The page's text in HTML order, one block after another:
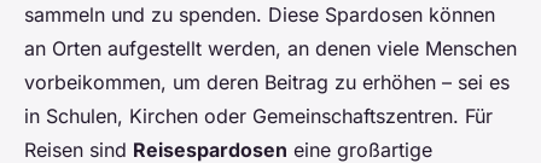
sammeln und zu spenden. Diese Spardosen können
an Orten aufgestellt werden, an denen viele Menschen
vorbeikommen, um deren Beitrag zu erhöhen – sei es
in Schulen, Kirchen oder Gemeinschaftszentren. Für
Reisen sind Reisespardosen eine großartige